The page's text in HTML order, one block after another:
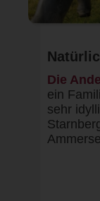
Die
ein
sehr